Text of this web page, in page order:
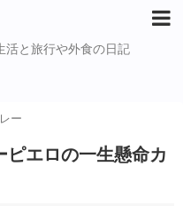
活と旅行や外食の日記
ー
ピエロの一生懸命カ